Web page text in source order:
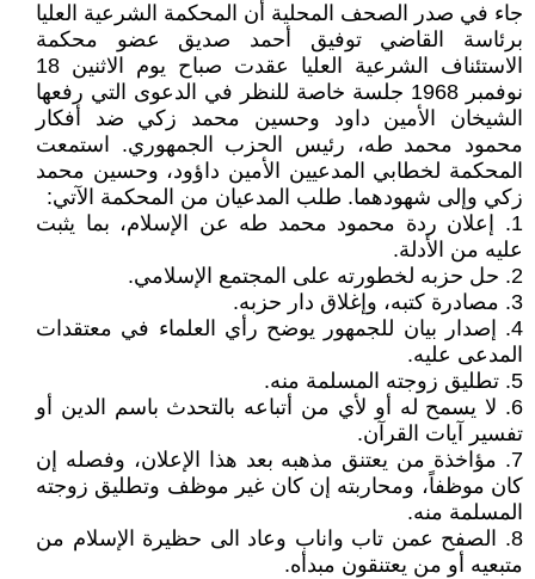
جاء في صدر الصحف المحلية أن المحكمة الشرعية العليا
برئاسة القاضي توفيق أحمد صديق عضو محكمة
الاستئناف الشرعية العليا عقدت صباح يوم الاثنين 18
نوفمبر 1968 جلسة خاصة للنظر في الدعوى التي رفعها
الشيخان الأمين داود وحسين محمد زكي ضد أفكار
محمود محمد طه، رئيس الحزب الجمهوري. استمعت
المحكمة لخطابي المدعيين الأمين داؤود، وحسين محمد
زكي وإلى شهودهما. طلب المدعيان من المحكمة الآتي:
1. إعلان ردة محمود محمد طه عن الإسلام، بما يثبت
عليه من الأدلة.
2. حل حزبه لخطورته على المجتمع الإسلامي.
3. مصادرة كتبه، وإغلاق دار حزبه.
4. إصدار بيان للجمهور يوضح رأي العلماء في معتقدات
المدعى عليه.
5. تطليق زوجته المسلمة منه.
6. لا يسمح له أو لأي من أتباعه بالتحدث باسم الدين أو
تفسير آيات القرآن.
7. مؤاخذة من يعتنق مذهبه بعد هذا الإعلان، وفصله إن
كان موظفاً، ومحاربته إن كان غير موظف وتطليق زوجته
المسلمة منه.
8. الصفح عمن تاب واناب وعاد الى حظيرة الإسلام من
متبعيه أو من يعتنقون مبدأه.